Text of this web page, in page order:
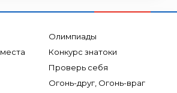
Олимпиады
Конкурс знатоки
Проверь себя
Огонь-друг, Огонь-враг